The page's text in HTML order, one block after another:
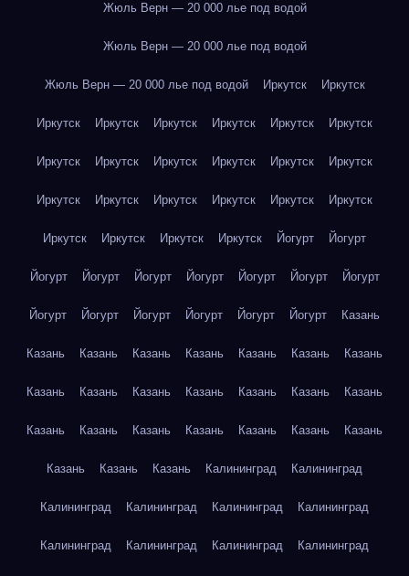
Жюль Верн — 20 000 лье под водой
Жюль Верн — 20 000 лье под водой
Жюль Верн — 20 000 лье под водой Иркутск Иркутск
Иркутск Иркутск Иркутск Иркутск Иркутск Иркутск
Иркутск Иркутск Иркутск Иркутск Иркутск Иркутск
Иркутск Иркутск Иркутск Иркутск Иркутск Иркутск
Иркутск Иркутск Иркутск Иркутск Йогурт Йогурт
Йогурт Йогурт Йогурт Йогурт Йогурт Йогурт Йогурт
Йогурт Йогурт Йогурт Йогурт Йогурт Йогурт Казань
Казань Казань Казань Казань Казань Казань Казань
Казань Казань Казань Казань Казань Казань Казань
Казань Казань Казань Казань Казань Казань Казань
Казань Казань Казань Калининград Калининград
Калининград Калининград Калининград Калининград
Калининград Калининград Калининград Калининград